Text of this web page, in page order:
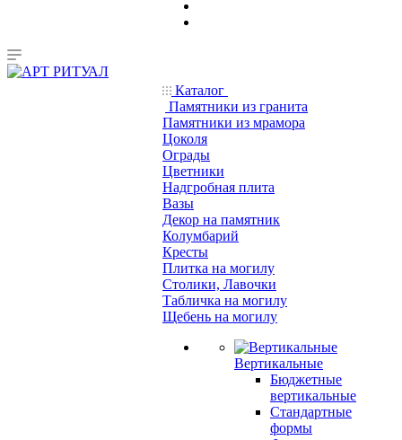
Каталог
Памятники из гранита
Памятники из мрамора
Цоколя
Ограды
Цветники
Надгробная плита
Вазы
Декор на памятник
Колумбарий
Кресты
Плитка на могилу
Столики, Лавочки
Табличка на могилу
Щебень на могилу
Вертикальные
Бюджетные
вертикальные
Стандартные
формы